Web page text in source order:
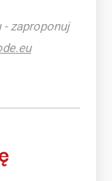
zaproponuj